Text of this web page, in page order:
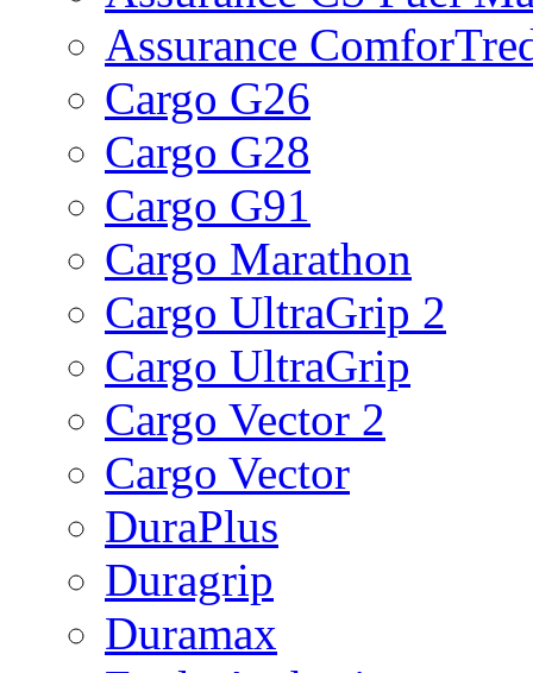
Assurance
Cargo G26
Cargo G28
Cargo G91
Cargo Marathon
Cargo UltraGrip 2
Cargo UltraGrip
Cargo Vector 2
Cargo Vector
DuraPlus
Duragrip
Duramax